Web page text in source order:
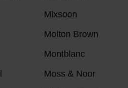
Mixsoon
Molton Brown
Montblanc
Moss & Noor